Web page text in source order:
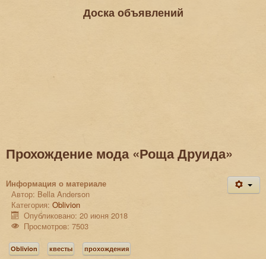
Доска объявлений
Прохождение мода «Роща Друида»
Информация о материале
Автор: Bella Anderson
Категория: Oblivion
Опубликовано: 20 июня 2018
Просмотров: 7503
Oblivion квесты прохождения